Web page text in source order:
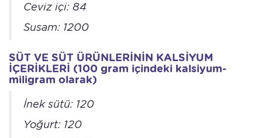
Ceviz içi: 84
Susam: 1200
SÜT VE SÜT ÜRÜNLERİNİN KALSİYUM
İÇERİKLERİ (100 gram içindeki kalsiyum-
miligram olarak)
İnek sütü: 120
Yoğurt: 120